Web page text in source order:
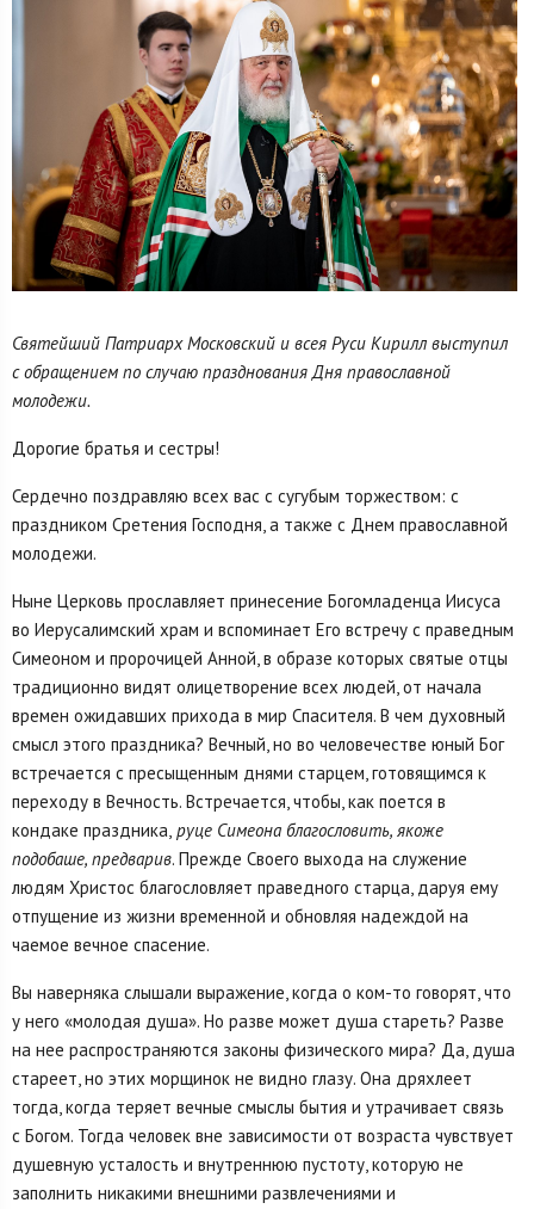
Святейший Патриарх Московский и всея Руси Кирилл выступил
с обращением по случаю празднования Дня православной
молодежи.
Дорогие братья и сестры!
Сердечно поздравляю всех вас с сугубым торжеством: с
праздником Сретения Господня, а также с Днем православной
молодежи.
Ныне Церковь прославляет принесение Богомладенца Иисуса
во Иерусалимский храм и вспоминает Его встречу с праведным
Симеоном и пророчицей Анной, в образе которых святые отцы
традиционно видят олицетворение всех людей, от начала
времен ожидавших прихода в мир Спасителя. В чем духовный
смысл этого праздника? Вечный, но во человечестве юный Бог
встречается с пресыщенным днями старцем, готовящимся к
переходу в Вечность. Встречается, чтобы, как поется в
кондаке праздника, руце Симеона благословить, якоже
подобаше, предварив. Прежде Своего выхода на служение
людям Христос благословляет праведного старца, даруя ему
отпущение из жизни временной и обновляя надеждой на
чаемое вечное спасение.
Вы наверняка слышали выражение, когда о ком-то говорят, что
у него «молодая душа». Но разве может душа стареть? Разве
на нее распространяются законы физического мира? Да, душа
стареет, но этих морщинок не видно глазу. Она дряхлеет
тогда, когда теряет вечные смыслы бытия и утрачивает связь
с Богом. Тогда человек вне зависимости от возраста чувствует
душевную усталость и внутреннюю пустоту, которую не
заполнить никакими внешними развлечениями и